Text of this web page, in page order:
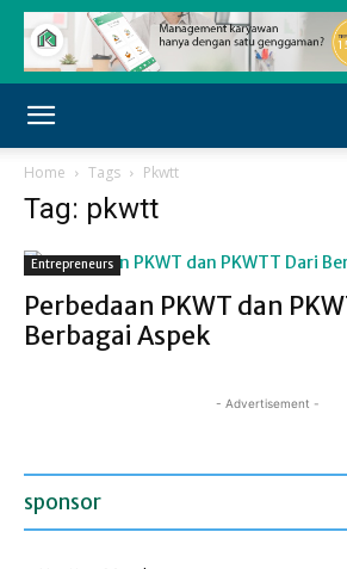
Home Tags Pkwtt
Tag: pkwtt
Entrepreneurs
Perbedaan PKWT dan
Berbagai Aspek
- Advertisement -
sponsor